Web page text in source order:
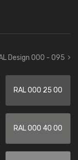
Design 000 - 095
RAL 000 25 00
RAL 000 40 00